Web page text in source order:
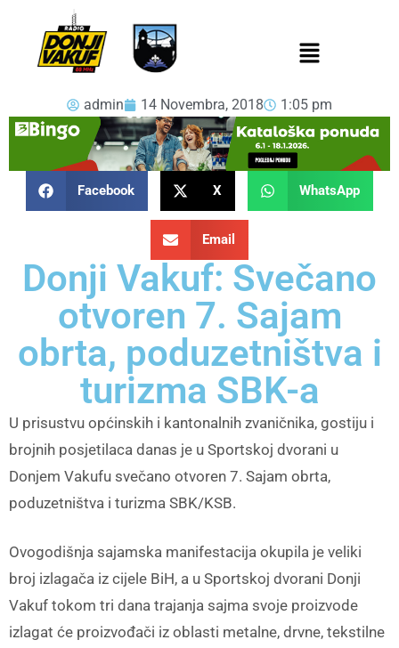
admin 14 Novembra, 2018 1:05 pm
Facebook X WhatsApp
Email
Donji Vakuf: Svečano
otvoren 7. Sajam
obrta, poduzetništva i
turizma SBK-a
U prisustvu općinskih i kantonalnih zvaničnika, gostiju i
brojnih posjetilaca danas je u Sportskoj dvorani u
Donjem Vakufu svečano otvoren 7. Sajam obrta,
poduzetništva i turizma SBK/KSB.
Ovogodišnja sajamska manifestacija okupila je veliki
broj izlagača iz cijele BiH, a u Sportskoj dvorani Donji
Vakuf tokom tri dana trajanja sajma svoje proizvode
izlagat će proizvođači iz oblasti metalne, drvne, tekstilne